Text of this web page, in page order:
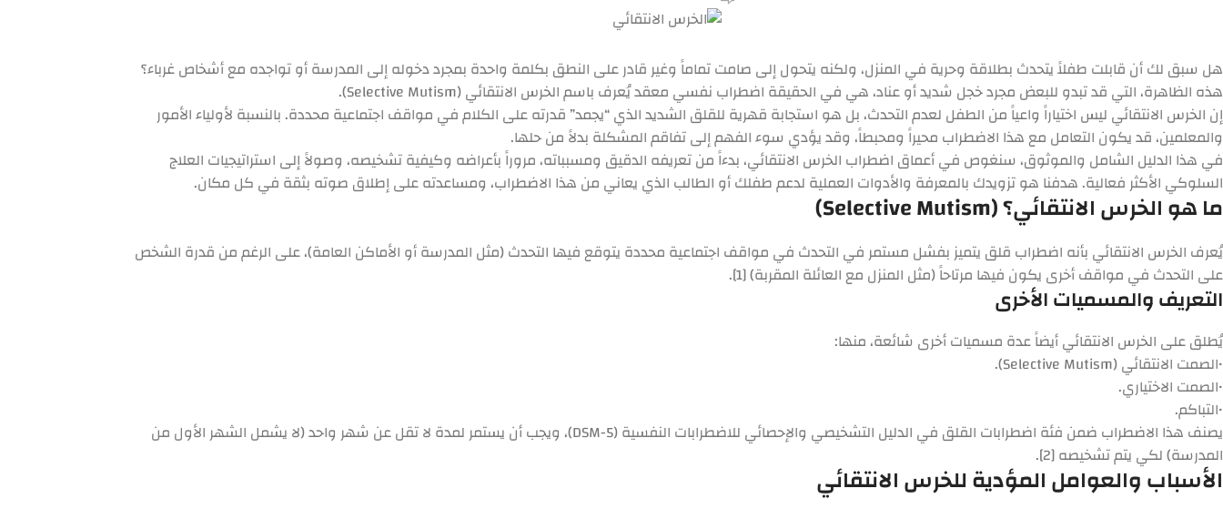
هل سبق لك أن قابلت طفلاً يتحدث بطلاقة وحرية في المنزل، ولكنه يتحول إلى صامت تماماً وغير قادر على النطق بكلمة واحدة بمجرد دخوله إلى المدرسة أو تواجده مع أشخاص غرباء؟
هذه الظاهرة، التي قد تبدو للبعض مجرد خجل شديد أو عناد، هي في الحقيقة اضطراب نفسي معقد يُعرف باسمالخرس الانتقائي(Selective Mutism).
إن الخرس الانتقائي ليس اختياراً واعياً من الطفل لعدم التحدث، بل هو استجابة قهرية للقلق الشديد الذي “يجمد” قدرته على الكلام في مواقف اجتماعية محددة. بالنسبة لأولياء الأمور
والمعلمين، قد يكون التعامل مع هذا الاضطراب محيراً ومحبطاً، وقد يؤدي سوء الفهم إلى تفاقم المشكلة بدلاً من حلها.
في هذا الدليل الشامل والموثوق، سنغوص في أعماق اضطراب الخرس الانتقائي، بدءاً من تعريفه الدقيق ومسبباته، مروراً بأعراضه وكيفية تشخيصه، وصولاً إلى استراتيجيات العلاج
السلوكي الأكثر فعالية. هدفنا هو تزويدك بالمعرفة والأدوات العملية لدعم طفلك أو الطالب الذي يعاني من هذا الاضطراب، ومساعدته على إطلاق صوته بثقة في كل مكان.
ما هو الخرس الانتقائي؟ (Selective Mutism)
يُعرف الخرس الانتقائي بأنه اضطراب قلق يتميز بفشل مستمر في التحدث في مواقف اجتماعية محددة يتوقع فيها التحدث (مثل المدرسة أو الأماكن العامة)، على الرغم من قدرة الشخص
على التحدث في مواقف أخرى يكون فيها مرتاحاً (مثل المنزل مع العائلة المقربة) [1].
التعريف والمسميات الأخرى
يُطلق على الخرس الانتقائي أيضاً عدة مسميات أخرى شائعة، منها:
•الصمت الانتقائي(Selective Mutism).
•الصمت الاختياري.
•التباكم.
يصنف هذا الاضطراب ضمن فئة اضطرابات القلق في الدليل التشخيصي والإحصائي للاضطرابات النفسية (DSM-5)، ويجب أن يستمر لمدة لا تقل عن شهر واحد (لا يشمل الشهر الأول من
المدرسة) لكي يتم تشخيصه [2].
الأسباب والعوامل المؤدية للخرس الانتقائي